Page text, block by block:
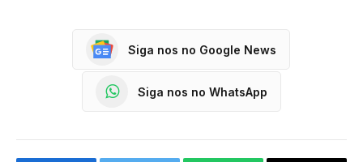
Siga nos no Google News
Siga nos no WhatsApp